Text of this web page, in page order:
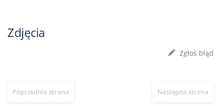
Zdjęcia
Zgłoś błąd
Poprzednia strona Następna strona